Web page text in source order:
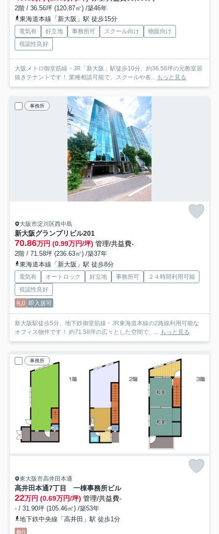
2階 / 36.56坪 (120.87㎡) /築46年
東海道本線「新大阪」駅 徒歩15分
電気有 好立地 事務所可 スクール向け
物販向け
視認性良好
大阪メトロ御堂筋線・JR「新大阪」駅徒歩10分、約36.56坪の元教室居
抜きテナントです！ 業種相談可能で、スクールや各... もっと見る
事務所
大阪市淀川区西中島
新大阪グランプリビル201
70.86万円 (0.99万円/坪) 管理/共益費-
2階 / 71.58坪 (236.63㎡) /築37年
東海道本線「新大阪」駅 徒歩8分
電気有 オートロック 好立地 事務所可
２４時間利用可能
視認性良好
礼0 即入居可
新大阪駅徒歩5分、地下鉄御堂筋線・JR東海道本線の2路線利用可能な
オフィス物件です！ 約71.58坪の広々とした空間で、... もっと見る
事務所
東大阪市高井田本通
高井田本通7丁目 一棟事務所ビル
22万円 (0.69万円/坪) 管理/共益費-
- / 31.90坪 (105.46㎡) /築53年
地下鉄中央線「高井田」駅 徒歩1分